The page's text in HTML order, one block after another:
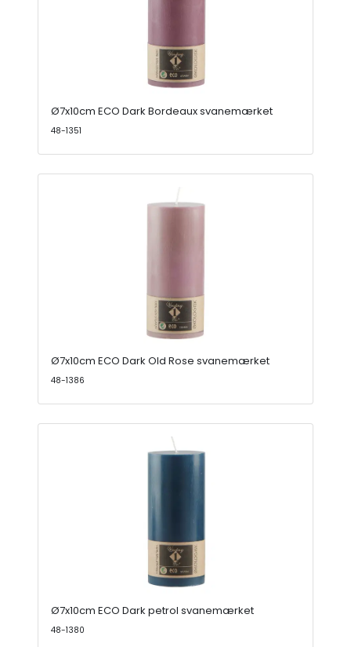
Ø7x10cm ECO Dark Bordeaux svanemærket
48-1351
Ø7x10cm ECO Dark Old Rose svanemærket
48-1386
Ø7x10cm ECO Dark petrol svanemærket
48-1380